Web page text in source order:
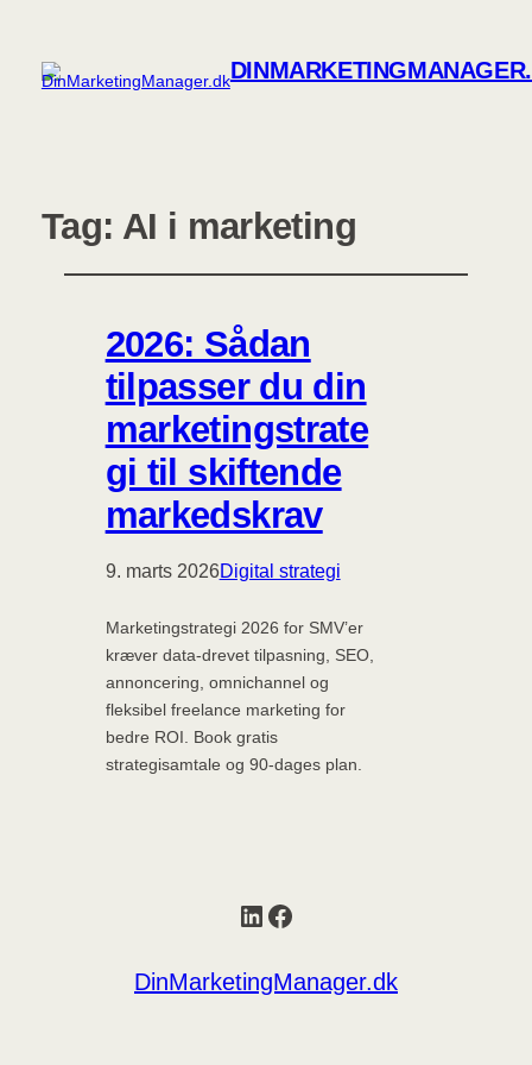
Tag: AI i marketing
2026: Sådan
tilpasser du din
marketingstrate
gi til skiftende
markedskrav
9. marts 2026Digital strategi
Marketingstrategi 2026 for SMV’er
kræver data-drevet tilpasning, SEO,
annoncering, omnichannel og
fleksibel freelance marketing for
bedre ROI. Book gratis
strategisamtale og 90-dages plan.
LinkedIn
Facebook
DinMarketingManager.dk